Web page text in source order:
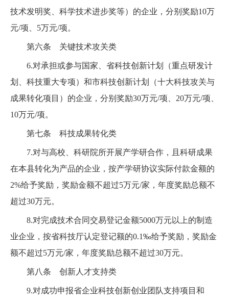
技术发明奖、科学技术进步奖等）的企业，分别奖励10万
元/项、5万元/项。
第六条 关键技术攻关类
6.对承担或参与国家、省科技创新计划（重点研发计
划、科技重大专项）和市科技创新计划（十大科技攻关与
成果转化项目）的企业，分别奖励30万元/项、20万元/项、
10万元/项。
第七条 科技成果转化类
7.对与高校、科研院所开展产学研合作，且科研成果
在本县转化为产品的企业，按产学研协议实际付款金额的
2%给予奖励，奖励金额不超过5万元/家，年度奖励总额不
超过30万元。
8.对完成技术合同交易登记金额5000万元以上的制造
业企业，按省科技厅认定登记额的0.1‰给予奖励，奖励金
额不超过5万元/家，年度奖励总额不超过30万元。
第八条 创新人才支持类
9.对成功申报省企业科技创新创业团队支持项目和